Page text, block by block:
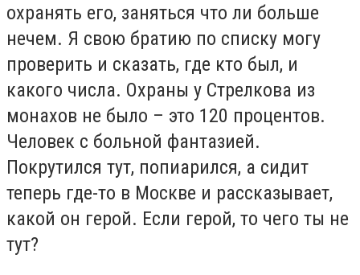
охранять его, заняться что ли больше
нечем. Я свою братию по списку могу
проверить и сказать, где кто был, и
какого числа. Охраны у Стрелкова из
монахов не было – это 120 процентов.
Человек с больной фантазией.
Покрутился тут, попиарился, а сидит
теперь где-то в Москве и рассказывает,
какой он герой. Если герой, то чего ты не
тут?